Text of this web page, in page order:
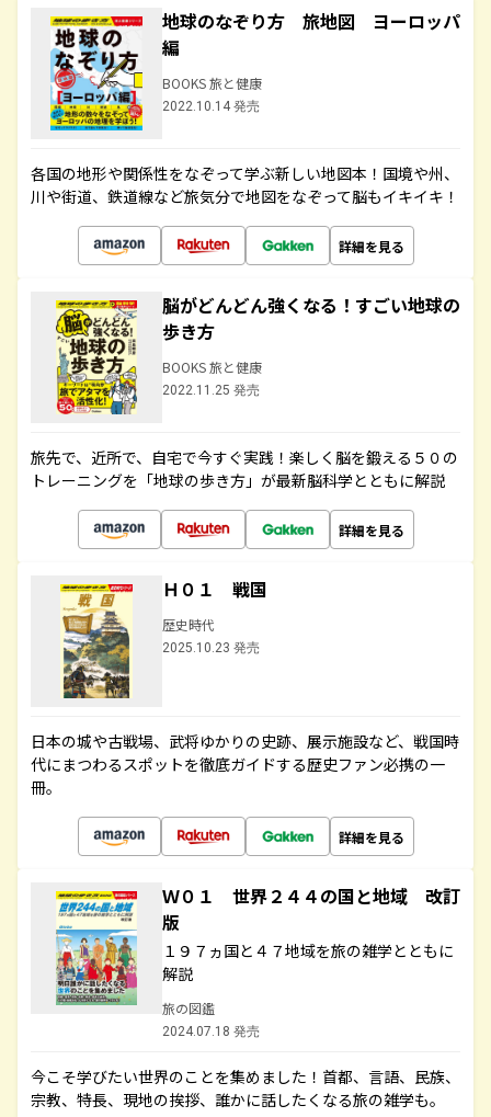
地球のなぞり方 旅地図 ヨーロッパ
編
BOOKS 旅と健康
2022.10.14 発売
各国の地形や関係性をなぞって学ぶ新しい地図本！国境や州、
川や街道、鉄道線など旅気分で地図をなぞって脳もイキイキ！
詳細を見る
脳がどんどん強くなる！すごい地球の
歩き方
BOOKS 旅と健康
2022.11.25 発売
旅先で、近所で、自宅で今すぐ実践！楽しく脳を鍛える５０の
トレーニングを「地球の歩き方」が最新脳科学とともに解説
詳細を見る
Ｈ０１ 戦国
歴史時代
2025.10.23 発売
日本の城や古戦場、武将ゆかりの史跡、展示施設など、戦国時
代にまつわるスポットを徹底ガイドする歴史ファン必携の一
冊。
詳細を見る
Ｗ０１ 世界２４４の国と地域 改訂
版
１９７ヵ国と４７地域を旅の雑学とともに
解説
旅の図鑑
2024.07.18 発売
今こそ学びたい世界のことを集めました！首都、言語、民族、
宗教、特長、現地の挨拶、誰かに話したくなる旅の雑学も。